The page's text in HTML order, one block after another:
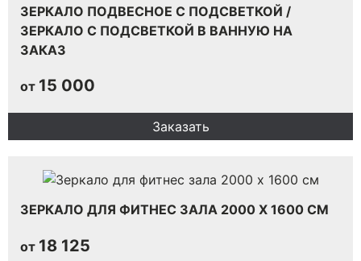
ЗЕРКАЛО ПОДВЕСНОЕ С ПОДСВЕТКОЙ /
ЗЕРКАЛО С ПОДСВЕТКОЙ В ВАННУЮ НА
ЗАКАЗ
от 15 000
Заказать
ЗЕРКАЛО ДЛЯ ФИТНЕС ЗАЛА 2000 Х 1600 СМ
от 18 125